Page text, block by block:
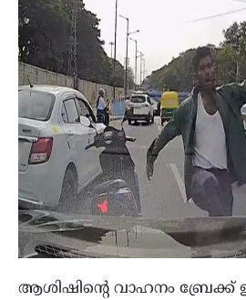
ആശിഷിന്റെ വാഹനം ബ്രേക്ക്